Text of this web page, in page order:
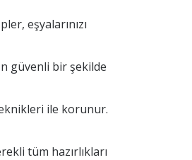
eşyalarınızı
güvenli bir şekilde
ile korunur.
tüm hazırlıkları